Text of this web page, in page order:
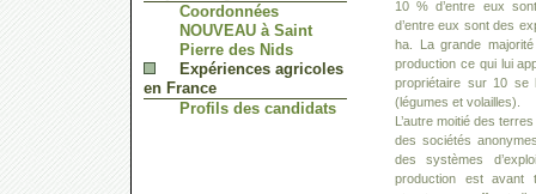
Coordonnées
NOUVEAU à Saint
Pierre des Nids
Expériences agricoles
en France
Profils des candidats
10 % d’entre eux
d’entre eux sont des
ha. La grande
production ce qui lui
propriétaire sur 10 se
(légumes et volailles).
L’autre moitié des
des sociétés
des systèmes
production est avant